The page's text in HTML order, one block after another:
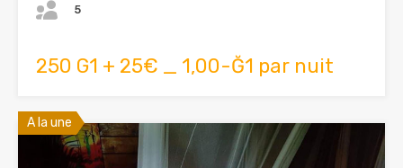
5
250 G1 + 25€ _ 1,00-Ğ1 par nuit
A la une